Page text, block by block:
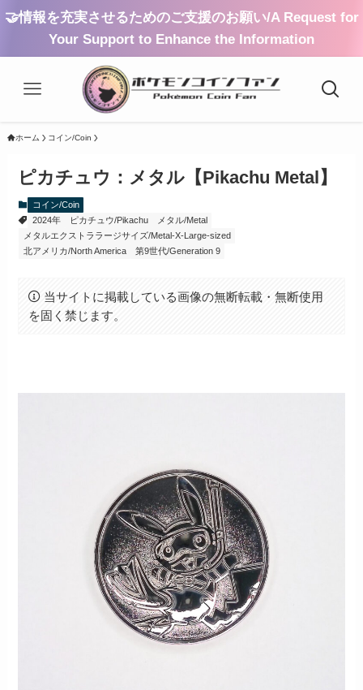
🤝情報を充実させるためのご支援のお願い/A Request for
Your Support to Enhance the Information
ホーム コイン/Coin
ピカチュウ：メタル【Pikachu Metal】
コイン/Coin
2024年
ピカチュウ/Pikachu
メタル/Metal
メタルエクストララージサイズ/Metal-X-Large-sized
北アメリカ/North America
第9世代/Generation 9
当サイトに掲載している画像の無断転載・無断使用
を固く禁じます。